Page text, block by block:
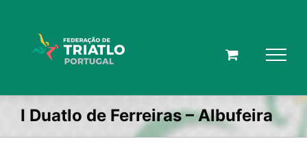
I Duatlo de Ferreiras – Albufeira